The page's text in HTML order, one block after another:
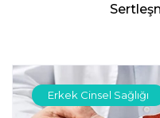
Erkek Cinsel Sağlığı